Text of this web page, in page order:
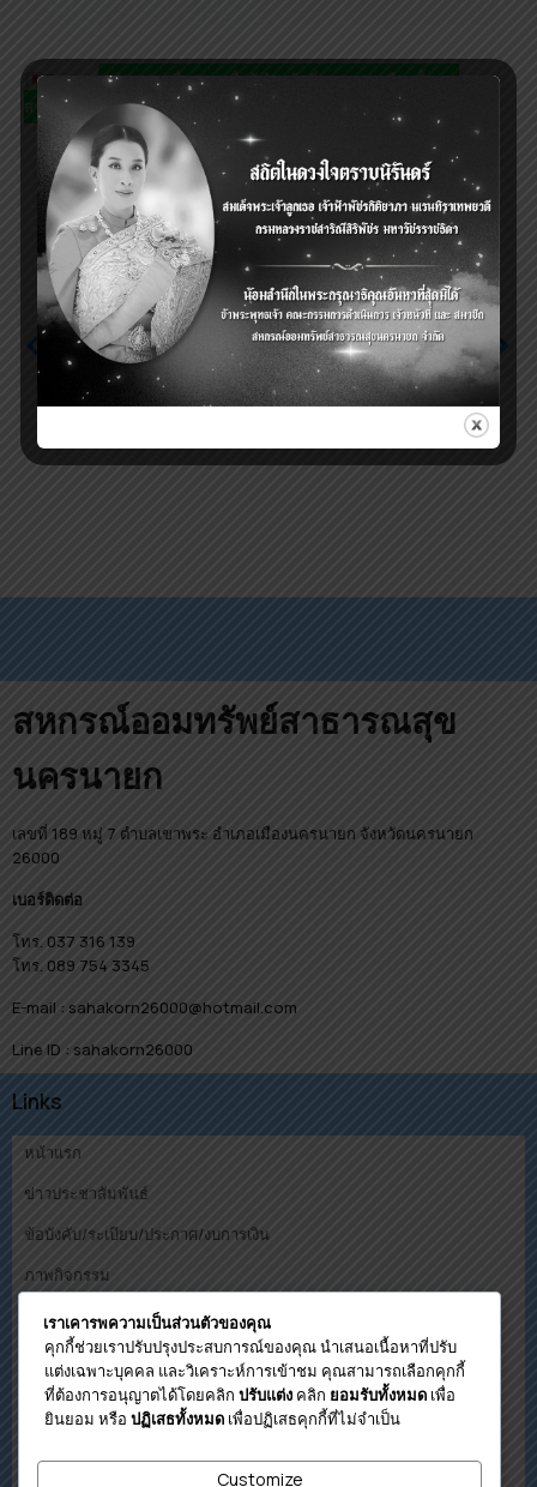
Tags:
ประกาศ เรื่อง รายชื่อผู้ทำหน้าที่กรรมการเลือกตั้งและ
สรรหา(กกต.กลาง)
Previous
ประกาศ เรื่อง รับสมัคร
กรรมการเลือกตั้งและ
สรรหาประธานกรรมการ
และกรรมการสหกรณ์
ออมทรัพย์สาธารณสุข
Next
รับคณะทำงานจากสสธท.
(ล้านที่1) เพื่อเก็บข้อมูลใบ
สมัครสมาชิก
สหกรณ์ออมทรัพย์สาธารณสุข
นครนายก
เลขที่ 189 หมู่ 7 ตำบลเขาพระ อำเภอเมืองนครนายก จังหวัดนครนายก
26000
เบอร์ติดต่อ
โทร. 037 316 139
โทร. 089 754 3345
E-mail : sahakorn26000@hotmail.com
Line ID : sahakorn26000
Links
หน้าแรก
ข่าวประชาสัมพันธ์
ข้อบังคับ/ระเบียบ/ประกาศ/งบการเงิน
ภาพกิจกรรม
คณะกรรมการ
ดาวน์โหลด
โปรแกรมคำนวนวงเงินกู้เบื้องต้น
เราเคารพความเป็นส่วนตัวของคุณ
คุกกี้ช่วยเราปรับปรุงประสบการณ์ของคุณ นำเสนอเนื้อหาที่ปรับ
แต่งเฉพาะบุคคล และวิเคราะห์การเข้าชม คุณสามารถเลือกคุกกี้
ที่ต้องการอนุญาตได้โดยคลิก ปรับแต่ง คลิก ยอมรับทั้งหมด เพื่อ
ยินยอม หรือ ปฏิเสธทั้งหมด เพื่อปฏิเสธคุกกี้ที่ไม่จำเป็น
Customize